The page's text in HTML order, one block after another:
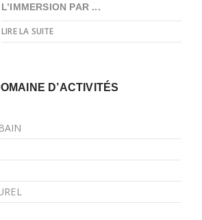
L’IMMERSION PAR ...
LIRE LA SUITE
D’ACTIVITÉS